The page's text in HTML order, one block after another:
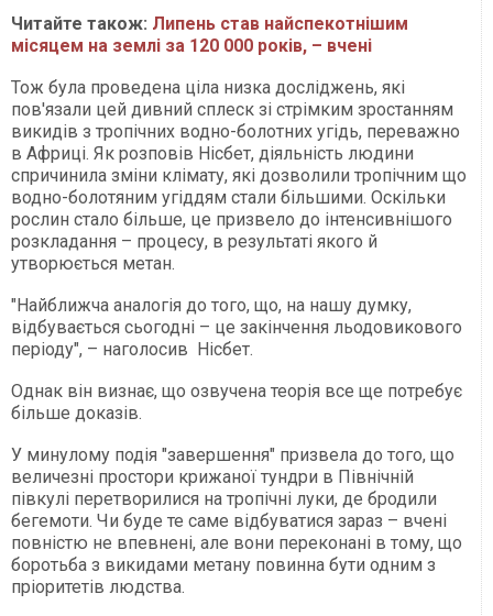
Читайте також: Липень став найспекотнішим
місяцем на землі за 120 000 років, – вчені
Тож була проведена ціла низка досліджень, які
пов'язали цей дивний сплеск зі стрімким зростанням
викидів з тропічних водно-болотних угідь, переважно
в Африці. Як розповів Нісбет, діяльність людини
спричинила зміни клімату, які дозволили тропічним що
водно-болотяним угіддям стали більшими. Оскільки
рослин стало більше, це призвело до інтенсивнішого
розкладання – процесу, в результаті якого й
утворюється метан.
"Найближча аналогія до того, що, на нашу думку,
відбувається сьогодні – це закінчення льодовикового
періоду", – наголосив Нісбет.
Однак він визнає, що озвучена теорія все ще потребує
більше доказів.
У минулому подія "завершення" призвела до того, що
величезні простори крижаної тундри в Північній
півкулі перетворилися на тропічні луки, де бродили
бегемоти. Чи буде те саме відбуватися зараз – вчені
повністю не впевнені, але вони переконані в тому, що
боротьба з викидами метану повинна бути одним з
пріоритетів людства.